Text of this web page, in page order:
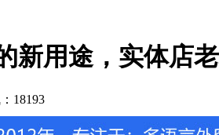
新用途，实体店
18193